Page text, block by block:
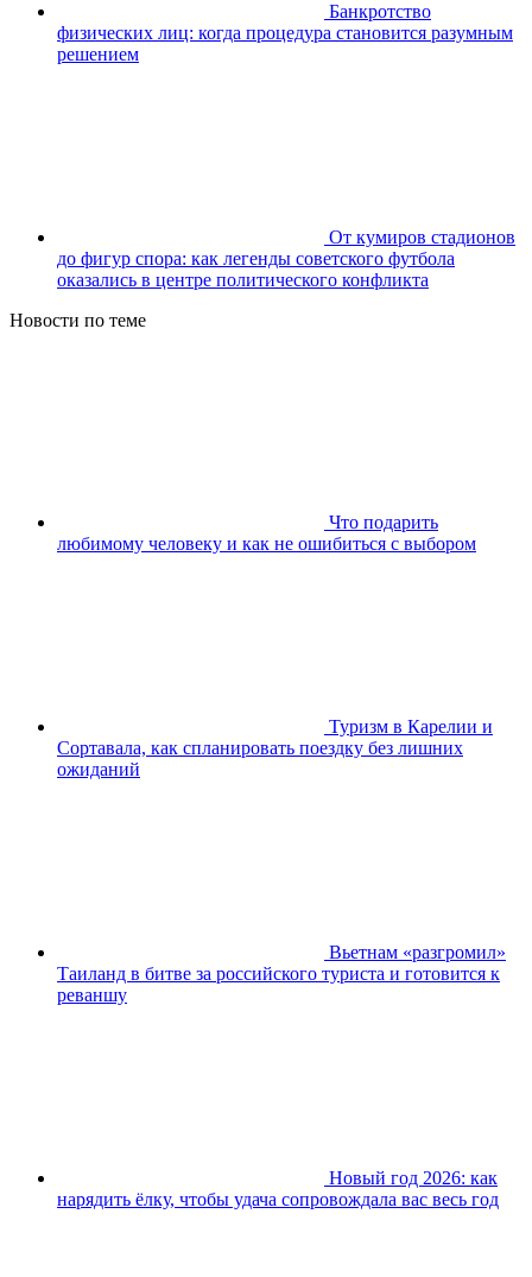
Банкротство
физических лиц: когда процедура становится разумным
решением
От кумиров стадионов
до фигур спора: как легенды советского футбола
оказались в центре политического конфликта
Новости по теме
Что подарить
любимому человеку и как не ошибиться с выбором
Туризм в Карелии и
Сортавала, как спланировать поездку без лишних
ожиданий
Вьетнам «разгромил»
Таиланд в битве за российского туриста и готовится к
реваншу
Новый год 2026: как
нарядить ёлку, чтобы удача сопровождала вас весь год